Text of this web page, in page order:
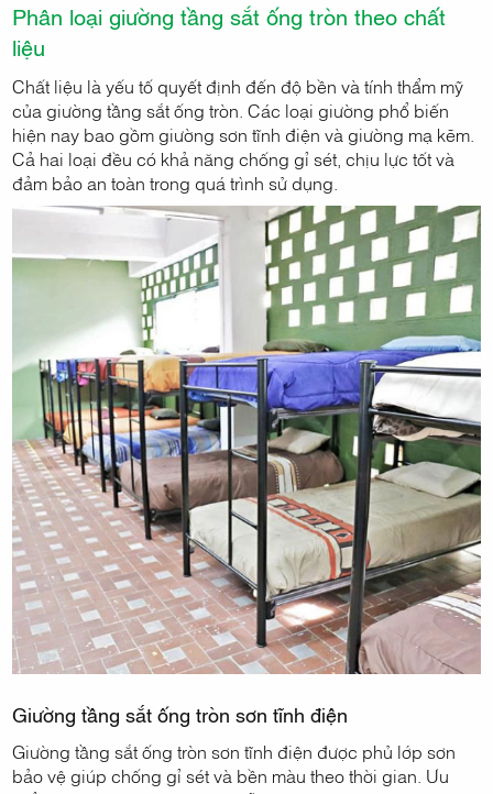
Phân loại giường tầng sắt ống tròn theo chất
liệu
Chất liệu là yếu tố quyết định đến độ bền và tính thẩm mỹ
của giường tầng sắt ống tròn. Các loại giường phổ biến
hiện nay bao gồm giường sơn tĩnh điện và giường mạ kẽm.
Cả hai loại đều có khả năng chống gỉ sét, chịu lực tốt và
đảm bảo an toàn trong quá trình sử dụng.
Giường tầng sắt ống tròn sơn tĩnh điện
Giường tầng sắt ống tròn sơn tĩnh điện được phủ lớp sơn
bảo vệ giúp chống gỉ sét và bền màu theo thời gian. Ưu